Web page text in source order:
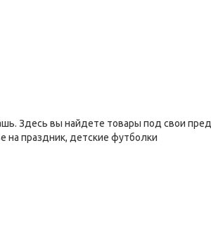
Здесь вы найдете товары под свои
на праздник, детские футболки